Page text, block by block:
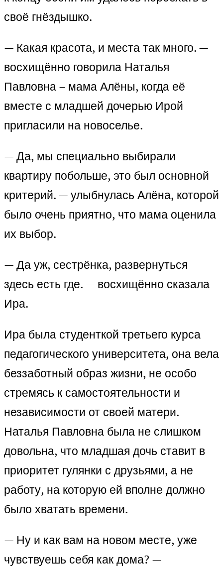
своё гнёздышко.
— Какая красота, и места так много. —
восхищённо говорила Наталья
Павловна – мама Алёны, когда её
вместе с младшей дочерью Ирой
пригласили на новоселье.
— Да, мы специально выбирали
квартиру побольше, это был основной
критерий. — улыбнулась Алёна, которой
было очень приятно, что мама оценила
их выбор.
— Да уж, сестрёнка, развернуться
здесь есть где. — восхищённо сказала
Ира.
Ира была студенткой третьего курса
педагогического университета, она вела
беззаботный образ жизни, не особо
стремясь к самостоятельности и
независимости от своей матери.
Наталья Павловна была не слишком
довольна, что младшая дочь ставит в
приоритет гулянки с друзьями, а не
работу, на которую ей вполне должно
было хватать времени.
— Ну и как вам на новом месте, уже
чувствуешь себя как дома? —